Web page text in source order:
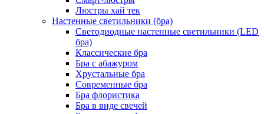
Люстры хай тек
Настенные светильники (бра)
Светодиодные настенные светильники (LED
бра)
Классические бра
Бра с абажуром
Хрустальные бра
Современные бра
Бра флористика
Бра в виде свечей